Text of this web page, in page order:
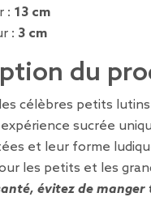
: 13 cm
: 3 cm
du
célèbres petits
sucrée
et leur forme
les petits et les
évitez de